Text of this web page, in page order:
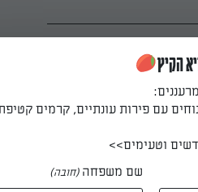
הקיץ
עם פירות עונתיים, קרמים
וטעימים>>
שם משפחה (חובה)